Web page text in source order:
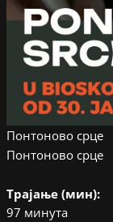
Понтоново срце
Понтоново срце
Трајање (мин):
97 минута